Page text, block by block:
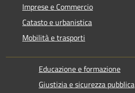
Imprese e Commercio
Catasto e urbanistica
Mobilità e trasporti
Educazione e formazione
Giustizia e sicurezza pubblica